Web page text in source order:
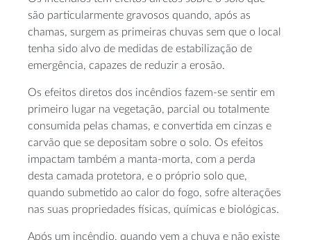
são particularmente gravosos quando, após as
chamas, surgem as primeiras chuvas sem que o local
tenha sido alvo de medidas de estabilização de
emergência, capazes de reduzir a erosão.
Os efeitos diretos dos incêndios fazem-se sentir em
primeiro lugar na vegetação, parcial ou totalmente
consumida pelas chamas, e convertida em cinzas e
carvão que se depositam sobre o solo. Os efeitos
impactam também a manta-morta, com a perda
desta camada protetora, e o próprio solo que,
quando submetido ao calor do fogo, sofre alterações
nas suas propriedades físicas, químicas e biológicas.
Após um incêndio, quando vem a chuva e não existe